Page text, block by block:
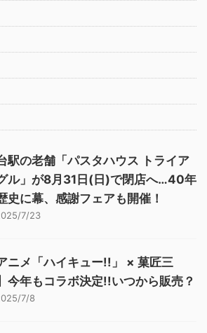
駅の老舗「パスタハウス トライア
ル」が8月31日(日)で閉店へ…40年
史に幕、感謝フェアも開催！
7/23
アニメ「ハイキュー!!」 × 菓匠三
今年もコラボ決定!!いつから販売？
7/8